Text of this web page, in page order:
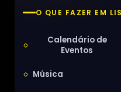
O QUE FAZER EM
Calendário de
Eventos
Música